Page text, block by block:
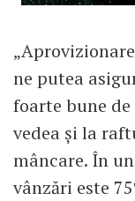
ne putea
foarte bune
vedea și la
mâncare. În
vânzări este